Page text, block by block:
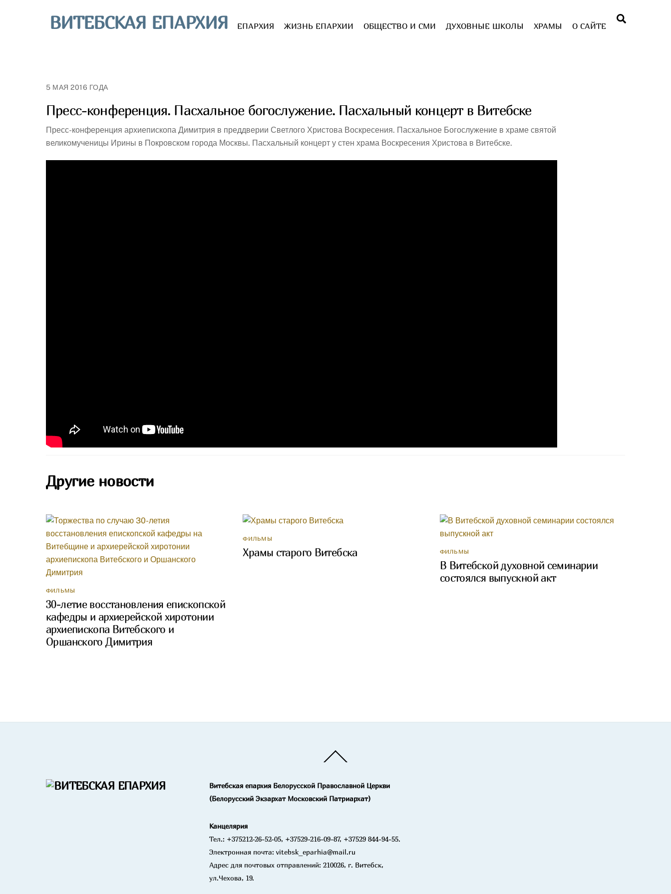
ВИТЕБСКАЯ ЕПАРХИЯ ЕПАРХИЯ ЖИЗНЬ ЕПАРХИИ ОБЩЕСТВО И СМИ ДУХОВНЫЕ ШКОЛЫ ХРАМЫ О САЙТЕ
5 МАЯ 2016 ГОДА
Пресс-конференция. Пасхальное богослужение. Пасхальный концерт в Витебске
Пресс-конференция архиепископа Димитрия в преддверии Светлого Христова Воскресения. Пасхальное Богослужение в храме святой
великомученицы Ирины в Покровском города Москвы. Пасхальный концерт у стен храма Воскресения Христова в Витебске.
Другие новости
ФИЛЬМЫ
30-летие восстановления епископской
кафедры и архиерейской хиротонии
архиепископа Витебского и
Оршанского Димитрия
ФИЛЬМЫ
Храмы старого Витебска ФИЛЬМЫ
В Витебской духовной семинарии
состоялся выпускной акт
To
Витебская епархия Белорусской Православной Церкви
(Белорусский Экзархат Московский Патриархат)
Канцелярия
Тел.: +375212-26-52-05, +37529-216-09-87, +37529 844-94-55.
Электронная почта: vitebsk_eparhia@mail.ru
Адрес для почтовых отправлений: 210026, г. Витебск,
ул.Чехова, 19.